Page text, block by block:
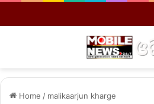
Home / malikaarjun kharge